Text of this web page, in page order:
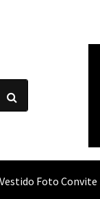
Vestido Foto Convite